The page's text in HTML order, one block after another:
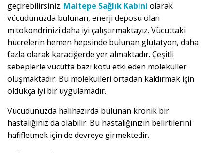
geçirebilirsiniz. Maltepe Sağlık Kabini olarak
vücudunuzda bulunan, enerji deposu olan
mitokondrinizi daha iyi çalıştırmaktayız. Vücuttaki
hücrelerin hemen hepsinde bulunan glutatyon, daha
fazla olarak karaciğerde yer almaktadır. Çeşitli
sebeplerle vücutta bazı kötü etki eden moleküller
oluşmaktadır. Bu molekülleri ortadan kaldırmak için
oldukça iyi bir uygulamadır.
Vücudunuzda halihazırda bulunan kronik bir
hastalığınız da olabilir. Bu hastalığınızın belirtilerini
hafifletmek için de devreye girmektedir.